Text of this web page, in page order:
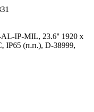
IP-MIL, 23.6'' 1920 x
IP65 (п.п.), D-38999,